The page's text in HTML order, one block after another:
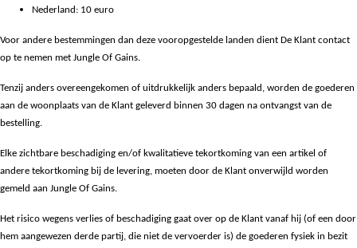
Nederland: 10 euro
Voor andere bestemmingen dan deze vooropgestelde landen dient De Klant contact
op te nemen met Jungle Of Gains.
Tenzij anders overeengekomen of uitdrukkelijk anders bepaald, worden de goederen
aan de woonplaats van de Klant geleverd binnen 30 dagen na ontvangst van de
bestelling.
Elke zichtbare beschadiging en/of kwalitatieve tekortkoming van een artikel of
andere tekortkoming bij de levering, moeten door de Klant onverwijld worden
gemeld aan Jungle Of Gains.
Het risico wegens verlies of beschadiging gaat over op de Klant vanaf hij (of een door
hem aangewezen derde partij, die niet de vervoerder is) de goederen fysiek in bezit